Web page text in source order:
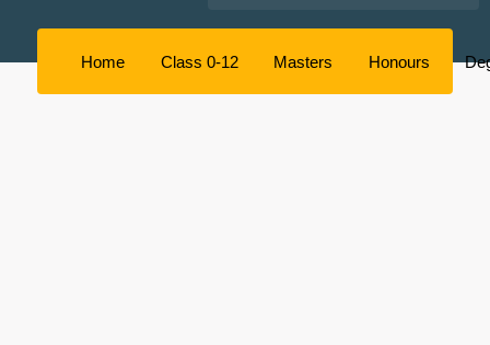
Home Class 0-12 Masters Honours